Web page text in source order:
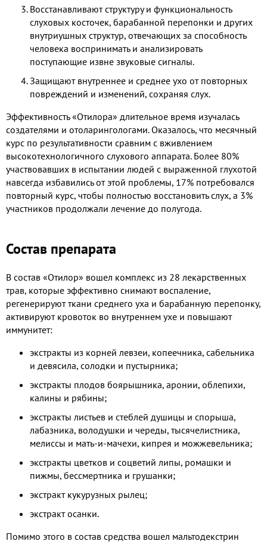
Восстанавливают структуру и функциональность
слуховых косточек, барабанной перепонки и других
внутриушных структур, отвечающих за способность
человека воспринимать и анализировать
поступающие извне звуковые сигналы.
Защищают внутреннее и среднее ухо от повторных
повреждений и изменений, сохраняя слух.
Эффективность «Отилора» длительное время изучалась
создателями и отоларингологами. Оказалось, что месячный
курс по результативности сравним с вживлением
высокотехнологичного слухового аппарата. Более 80%
участвовавших в испытании людей с выраженной глухотой
навсегда избавились от этой проблемы, 17% потребовался
повторный курс, чтобы полностью восстановить слух, а 3%
участников продолжали лечение до полугода.
Состав препарата
В состав «Отилор» вошел комплекс из 28 лекарственных
трав, которые эффективно снимают воспаление,
регенерируют ткани среднего уха и барабанную перепонку,
активируют кровоток во внутреннем ухе и повышают
иммунитет:
экстракты из корней левзеи, копеечника, сабельника
и девясила, солодки и пустырника;
экстракты плодов боярышника, аронии, облепихи,
калины и рябины;
экстракты листьев и стеблей душицы и спорыша,
лабазника, володушки и череды, тысячелистника,
мелиссы и мать-и-мачехи, кипрея и можжевельника;
экстракты цветков и соцветий липы, ромашки и
пижмы, бессмертника и грушанки;
экстракт кукурузных рылец;
экстракт осанки.
Помимо этого в состав средства вошел мальтодекстрин